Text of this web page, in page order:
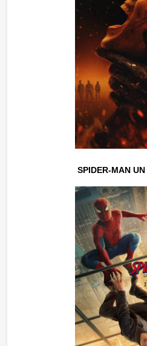
SPIDER-MAN